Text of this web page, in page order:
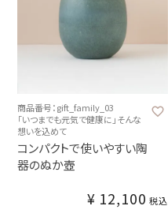
商品番号：gift_family_03
「いつまでも元気で健康に」そんな
想いを込めて
コンパクトで使いやすい陶
器のぬか壺
¥ 12,100 税込